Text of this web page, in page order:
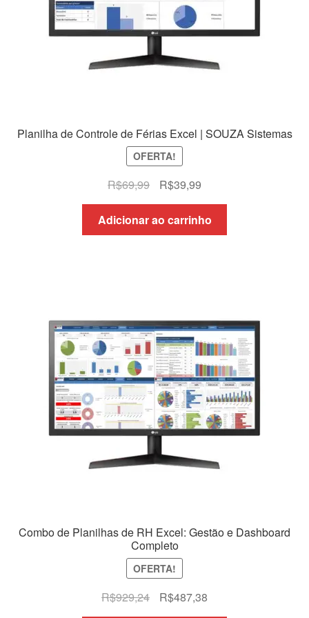
Planilha de Controle de Férias Excel | SOUZA Sistemas
OFERTA!
R$69,99
O
preço
original
era:
R$39,99O
preço
atual
é:
Adicionar ao carrinho
Combo de Planilhas de RH Excel: Gestão e Dashboard
Completo
OFERTA!
R$929,24
O
preço
R$487,38O
preço